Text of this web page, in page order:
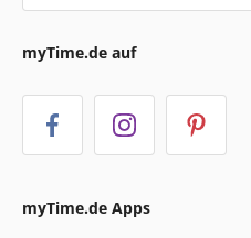
myTime.de auf
myTime.de Apps